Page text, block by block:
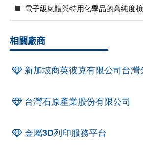
電子級氣體與特用化學品的高純度
相關廠商
新加坡商英彼克有限公司台灣
台灣石原產業股份有限公司
金屬3D列印服務平台